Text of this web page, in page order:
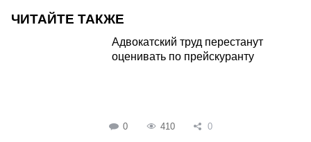
ЧИТАЙТЕ ТАКЖЕ
Адвокатский труд перестанут
оценивать по прейскуранту
0 410 0